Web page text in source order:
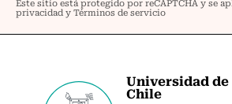
Universidad
Chile